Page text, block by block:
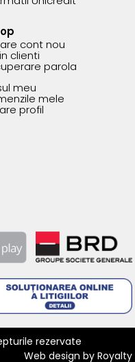
cont nou
clienti
parola
meu
mele
profil
rezervate
Web design by Royalty